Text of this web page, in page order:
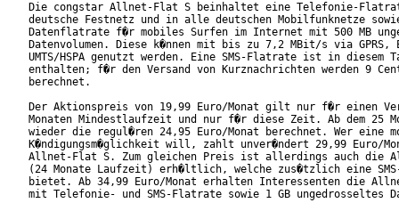
Die congstar Allnet-Flat S beinhaltet eine Telefonie-
deutsche Festnetz und in alle deutschen Mobilfunknetze
Datenflatrate f�r mobiles Surfen im Internet mit 500 MB
Datenvolumen. Diese k�nnen mit bis zu 7,2 MBit/s via GPRS,
UMTS/HSPA genutzt werden. Eine SMS-Flatrate ist in
enthalten; f�r den Versand von Kurznachrichten werden 9
berechnet.
Der Aktionspreis von 19,99 Euro/Monat gilt nur f�r einen
Monaten Mindestlaufzeit und nur f�r diese Zeit. Ab dem 25
wieder die regul�ren 24,95 Euro/Monat berechnet. Wer eine
K�ndigungsm�glichkeit will, zahlt unver�ndert 29,99 Euro/
Allnet-Flat S. Zum gleichen Preis ist allerdings auch die
(24 Monate Laufzeit) erh�ltlich, welche zus�tzlich eine
bietet. Ab 34,99 Euro/Monat erhalten Interessenten die
mit Telefonie- und SMS-Flatrate sowie 1 GB ungedrosseltes